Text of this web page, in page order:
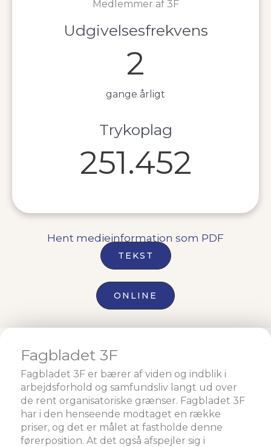
Medlemmer af 3F
Udgivelsesfrekvens
2
gange årligt
Trykoplag
251.452
Hent medieinformation som PDF
TEKST
ONLINE
Fagbladet 3F
Fagbladet 3F er bærer af viden og indblik i
arbejdsforhold og samfundsliv langt ud over
de rent organisatoriske grænser. Fagbladet 3F
har i den henseende modtaget en række
priser, og det er målet at fastholde denne
førerposition. At det også afspejler sig i